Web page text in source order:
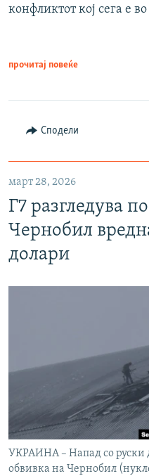
конфликтот кој сега е
прочитај повеќе
Сподели
март 28, 2026
Г7 разгледува
Чернобил
долари
УКРАИНА – Напад со руски
обвивка на Чернобил